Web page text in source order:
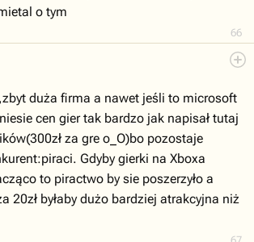
66
o tym
duża firma a nawet jeśli to microsoft
cen gier tak bardzo jak napisał tutaj
za gre o_O)bo pozostaje
Gdyby gierki na Xboxa
to piractwo by sie poszerzyło a
20zł byłaby dużo bardziej atrakcyjna niż